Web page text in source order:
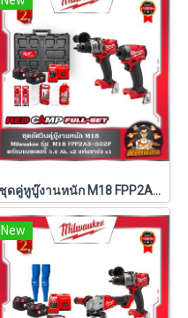
ชุดคู่หูบู๊งานหนัก M18 FPP2A3-502P Milwaukee (Q3)
New